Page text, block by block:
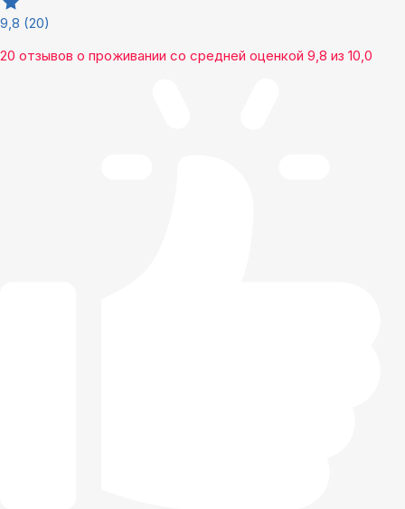
9,8 (20)
20 отзывов о проживании со средней оценкой 9,8 из 10,0